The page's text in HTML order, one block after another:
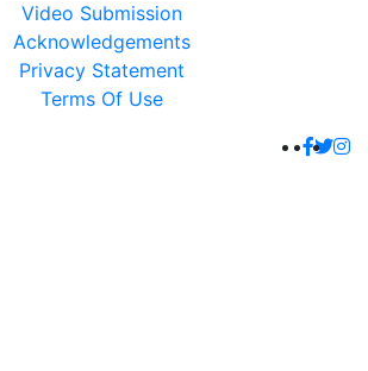
Video Submission
Acknowledgements
Privacy Statement
Terms Of Use